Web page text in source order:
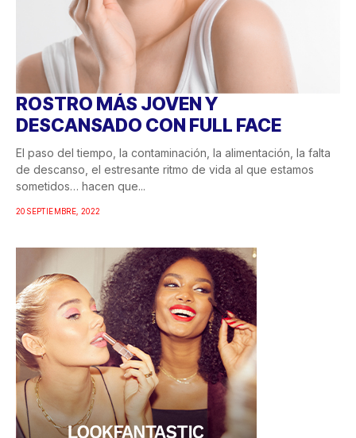
ROSTRO MÁS JOVEN Y
DESCANSADO CON FULL FACE
El paso del tiempo, la contaminación, la alimentación, la falta
de descanso, el estresante ritmo de vida al que estamos
sometidos… hacen que...
20 SEPTIEMBRE, 2022